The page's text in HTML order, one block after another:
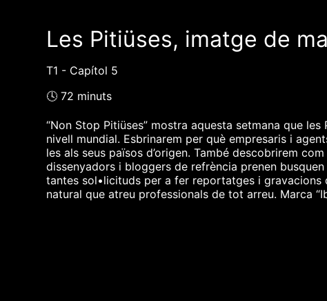
Les Pitiüses, imatge de
T1 - Capítol 5
🕓 72 minuts
“Non Stop Pitiüses” mostra aquesta setmana que
nivell mundial. Esbrinarem per què empresaris i
les als seus països d’origen. També descobrirem
dissenyadors i bloggers de refrència prenen
tantes sol•licituds per a fer reportatges i
natural que atreu professionals de tot arreu. Marca